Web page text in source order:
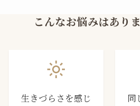
こんなお悩みはあり
生きづらさを感じ
同